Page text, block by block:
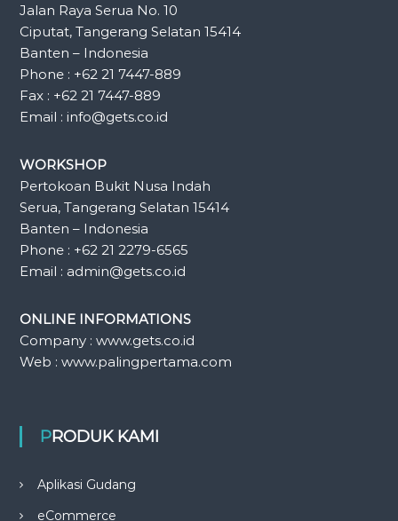
Jalan Raya Serua No. 10
Ciputat, Tangerang Selatan 15414
Banten – Indonesia
Phone : +62 21 7447-889
Fax : +62 21 7447-889
Email : info@gets.co.id
WORKSHOP
Pertokoan Bukit Nusa Indah
Serua, Tangerang Selatan 15414
Banten – Indonesia
Phone : +62 21 2279-6565
Email : admin@gets.co.id
ONLINE INFORMATIONS
Company : www.gets.co.id
Web : www.palingpertama.com
PRODUK KAMI
Aplikasi Gudang
eCommerce